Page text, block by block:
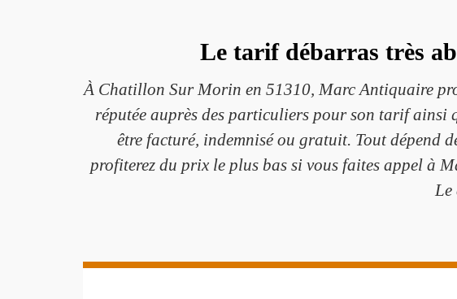
Le tarif débarras très
À Chatillon Sur Morin en 51310, Marc Antiquaire
réputée auprès des particuliers pour son tarif ainsi
être facturé, indemnisé ou gratuit. Tout dépend
profiterez du prix le plus bas si vous faites appel à
Le